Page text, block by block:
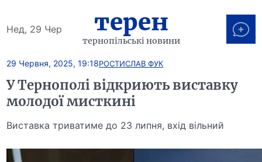
Нед, 29 Чер терен
тернопільські новини
29 Червня, 2025, 19:18РОСТИСЛАВ ФУК
У Тернополі відкриють виставку
молодої мисткині
Виставка триватиме до 23 липня, вхід вільний